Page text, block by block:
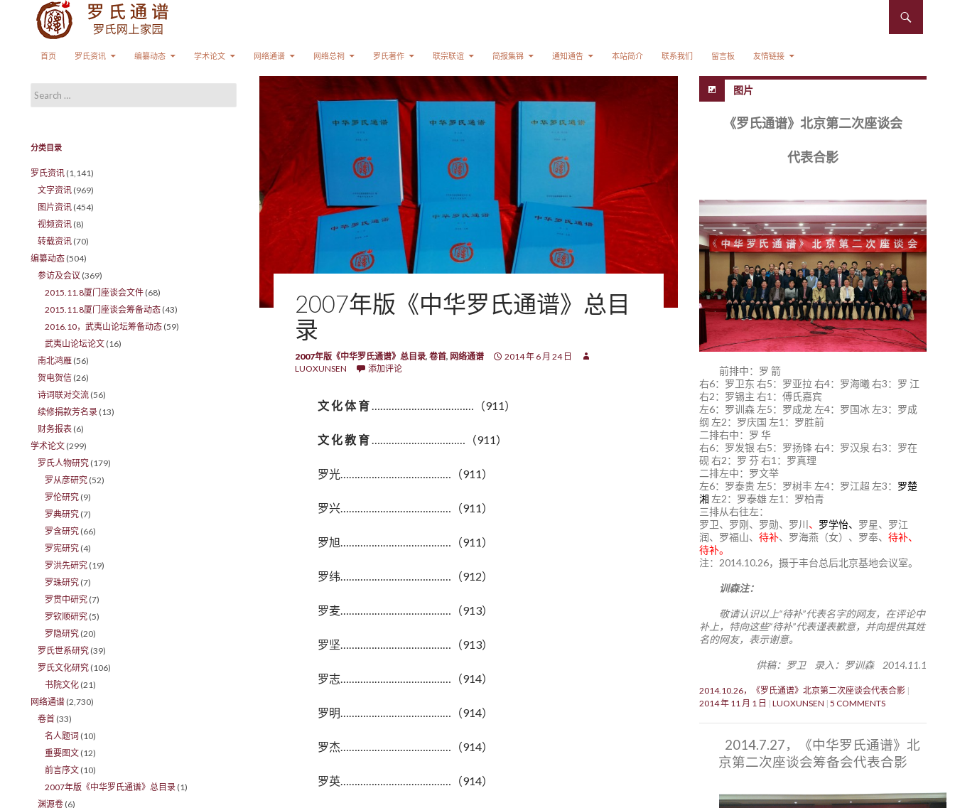
首页
罗氏资讯 编纂动态 学术论文 网络通谱 网络总祠 罗氏著作 联宗联谊 简报集锦 通知通告 本站简介 联系我们 留言板 友情链接
2007年版《中华罗氏通谱》总目
录
2007年版《中华罗氏通谱》总目录, 卷首, 网络通谱
2014 年 6 月 24 日
LUOXUNSEN
添加评论
文 化 体 育………………………………（911）
文 化 教 育……………………………（911）
罗光…………………………………（911）
罗兴…………………………………（911）
罗旭…………………………………（911）
罗纬…………………………………（912）
罗麦…………………………………（913）
罗坚…………………………………（913）
罗志…………………………………（914）
罗明…………………………………（914）
罗杰…………………………………（914）
罗英…………………………………（914）
图片
《罗氏通谱》北京第二次座谈会
代表合影
前排中：罗 箭
右6：罗卫东 右5：罗亚拉 右4：罗海曦 右3：罗 江
右2：罗锡主 右1：傅氏嘉宾
左6：罗训森 左5：罗成龙 左4：罗国冰 左3：罗成
纲 左2：罗庆国 左1：罗胜前
二排右中：罗 华
右6：罗发银 右5：罗扬锋 右4：罗汉泉 右3：罗在
砚 右2：罗 芬 右1：罗真理
二排左中：罗文举
左6：罗泰贵 左5：罗树丰 左4：罗江超 左3： 罗楚
湘 左2：罗泰雄 左1：罗柏青
三排从右往左：
罗卫、罗刚、罗勋、罗川、 罗学怡、 罗星、罗江
润、罗福山、 待补、罗海燕（女）、罗奉、 待补、
待补。
注：2014.10.26，摄于丰台总后北京基地会议室。
训森注：
敬请认识以上“待补”代表名字的网友，在评论中
补上，特向这些“待补”代表谨表歉意，并向提供其姓
名的网友，表示谢意。
供稿：罗卫 录入：罗训森 2014.11.1
2014.10.26，《罗氏通谱》北京第二次座谈会代表合影
2014 年 11 月 1 日
LUOXUNSEN 5 COMMENTS
2014.7.27，《中华罗氏通谱》北
京第二次座谈会筹备会代表合影
Search for:
分类目录
罗氏资讯 (1,141)
文字资讯 (969)
图片资讯 (454)
视频资讯 (8)
转载资讯 (70)
编纂动态 (504)
参访及会议 (369)
2015.11.8厦门座谈会文件 (68)
2015.11.8厦门座谈会筹备动态 (43)
2016.10，武夷山论坛筹备动态 (59)
武夷山论坛论文 (16)
南北鸿雁 (56)
贺电贺信 (26)
诗词联对交流 (56)
续修捐款芳名录 (13)
财务报表 (6)
学术论文 (299)
罗氏人物研究 (179)
罗从彦研究 (52)
罗伦研究 (9)
罗典研究 (7)
罗含研究 (66)
罗宪研究 (4)
罗洪先研究 (19)
罗珠研究 (7)
罗贯中研究 (7)
罗钦顺研究 (5)
罗隐研究 (20)
罗氏世系研究 (39)
罗氏文化研究 (106)
书院文化 (21)
网络通谱 (2,730)
卷首 (33)
名人题词 (10)
重要图文 (12)
前言序文 (10)
2007年版《中华罗氏通谱》总目录 (1)
渊源卷 (6)